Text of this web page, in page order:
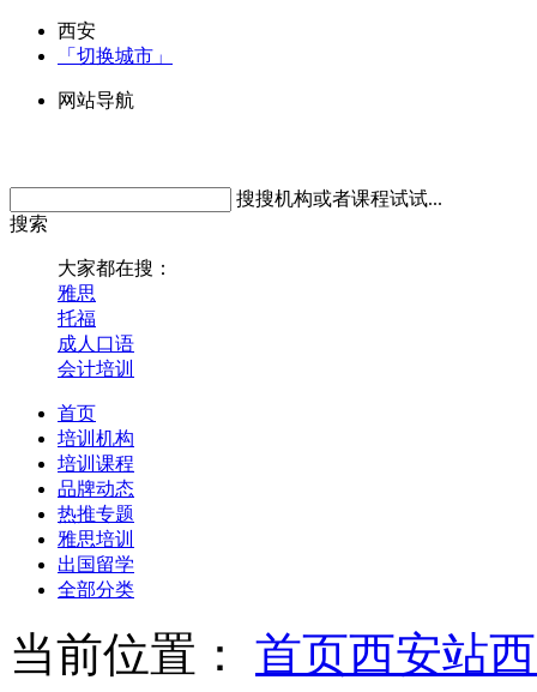
西安
「切换城市」
网站导航
搜搜机构或者课程试试...
搜索
大家都在搜：
雅思
托福
成人口语
会计培训
首页
培训机构
培训课程
品牌动态
热推专题
雅思培训
出国留学
全部分类
当前位置： 首页西安站